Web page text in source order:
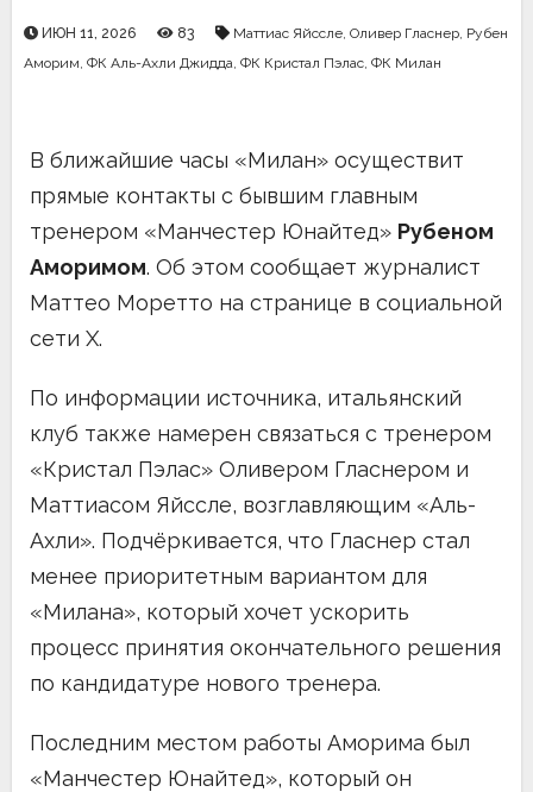
ИЮН 11, 2026 83 Маттиас Яйссле, Оливер Гласнер, Рубен
Аморим, ФК Аль-Ахли Джидда, ФК Кристал Пэлас, ФК Милан
В ближайшие часы «Милан» осуществит
прямые контакты с бывшим главным
тренером «Манчестер Юнайтед» Рубеном
Аморимом. Об этом сообщает журналист
Маттео Моретто на странице в социальной
сети X.
По информации источника, итальянский
клуб также намерен связаться с тренером
«Кристал Пэлас» Оливером Гласнером и
Маттиасом Яйссле, возглавляющим «Аль-
Ахли». Подчёркивается, что Гласнер стал
менее приоритетным вариантом для
«Милана», который хочет ускорить
процесс принятия окончательного решения
по кандидатуре нового тренера.
Последним местом работы Аморима был
«Манчестер Юнайтед», который он